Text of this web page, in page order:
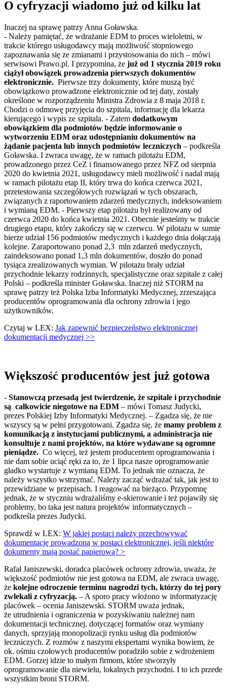
O cyfryzacji wiadomo już od kilku lat
Inaczej na sprawę patrzy Anna Goławska.
- Należy pamiętać, że wdrażanie EDM to proces wieloletni, w
trakcie którego usługodawcy mają możliwość stopniowego
zapoznawania się ze zmianami i przystosowania do nich – mówi
serwisowi Prawo.pl. I przypomina, że już od 1 stycznia 2019 roku
ciążył obowiązek prowadzenia pierwszych dokumentów
elektronicznie. Pierwsze trzy dokumenty, które muszą być
obowiązkowo prowadzone elektronicznie od tej daty, zostały
określone w rozporządzeniu Ministra Zdrowia z 8 maja 2018 r.
Chodzi o odmowę przyjęcia do szpitala, informację dla lekarza
kierującego i wypis ze szpitala. - Zatem dodatkowym
obowiązkiem dla podmiotów będzie informowanie o
wytworzeniu EDM oraz udostępnianiu dokumentów na
żądanie pacjenta lub innych podmiotów leczniczych – podkreśla
Goławska. I zwraca uwagę, że w ramach pilotażu EDM,
prowadzonego przez CeZ i finansowanego przez NFZ od sierpnia
2020 do kwietnia 2021, usługodawcy mieli możliwość i nadal mają
w ramach pilotażu etap II, który trwa do końca czerwca 2021,
przetestowania szczegółowych rozwiązań w tych obszarach,
związanych z raportowaniem zdarzeń medycznych, indeksowaniem
i wymianą EDM. - Pierwszy etap pilotażu był realizowany od
czerwca 2020 do końca kwietnia 2021. Obecnie jesteśmy w trakcie
drugiego etapu, który zakończy się w czerwcu. W pilotażu w sumie
bierze udział 156 podmiotów medycznych i każdego dnia dołączają
kolejne. Zaraportowano ponad 2,3 mln zdarzeń medycznych,
zaindeksowano ponad 1,3 mln dokumentów, doszło do ponad
tysiąca zrealizowanych wymian. W pilotażu brały udział
przychodnie lekarzy rodzinnych, specjalistyczne oraz szpitale z całej
Polski – podkreśla minister Goławska. Inaczej niż STORM na
sprawę patrzy też Polska Izba Informatyki Medycznej, zrzeszająca
producentów oprogramowania dla ochrony zdrowia i jego
użytkowników.
Czytaj w LEX: Jak zapewnić bezpieczeństwo elektronicznej
dokumentacji medycznej >>
Większość producentów jest już gotowa
- Stanowczą przesadą jest twierdzenie, że szpitale i przychodnie
są całkowicie niegotowe na EDM – mówi Tomasz Judycki,
prezes Polskiej Izby Informatyki Medycznej. – Zgadza się, że nie
wszyscy są w pełni przygotowani. Zgadza się, że mamy problem z
komunikacją z instytucjami publicznymi, a administracja nie
konsultuje z nami projektów, na które wydawane są ogromne
pieniądze. Co więcej, też jestem producentem oprogramowania i
nie dam sobie uciąć ręki za to, że 1 lipca nasze oprogramowanie
gładko wystartuje z wymianą EDM. To jednak nie oznacza, że
należy wszystko wstrzymać. Należy zacząć wdrażać tak, jak jest to
przewidziane w przepisach. I reagować na bieżąco. Przypomnę
jednak, że w styczniu wdrażaliśmy e-skierowanie i też pojawiły się
problemy, bo taka jest natura projektów informatycznych –
podkreśla prezes Judycki.
Sprawdź w LEX: W jakiej postaci należy przechowywać
dokumentację prowadzoną w postaci elektronicznej, jeśli niektóre
dokumenty mają postać papierową? >
Rafał Janiszewski, doradca placówek ochrony zdrowia, uważa, że
większość podmiotów nie jest gotowa na EDM, ale zwraca uwagę,
że kolejne odroczenie terminu nagrodzi tych, którzy do tej pory
zwlekali z cyfryzacją. – A sporo pracy włożono w informatyzację
placówek – ocenia Janiszewski. STORM uważa jednak,
że utrudnienia i ograniczenia w pozyskiwaniu należnej nam
dokumentacji technicznej, dotyczącej formatów oraz wymiany
danych, sprzyjają monopolizacji rynku usług dla podmiotów
leczniczych. Z rozmów z naszymi ekspertami wynika bowiem, że
ok. ośmiu czołowych producentów poradziło sobie z wdrożeniem
EDM. Gorzej idzie to małym firmom, które stworzyły
oprogramowanie dla niewielu, lokalnych przychodni. I to ich przede
wszystkim broni STORM.